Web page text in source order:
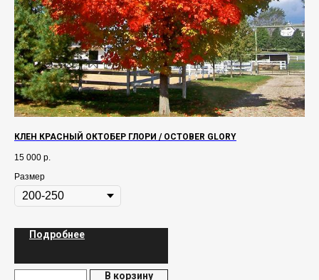
КЛЕН КРАСНЫЙ ОКТОБЕР ГЛОРИ / OCTOBER GLORY
15 000 р.
Размер
Подробнее
В корзину